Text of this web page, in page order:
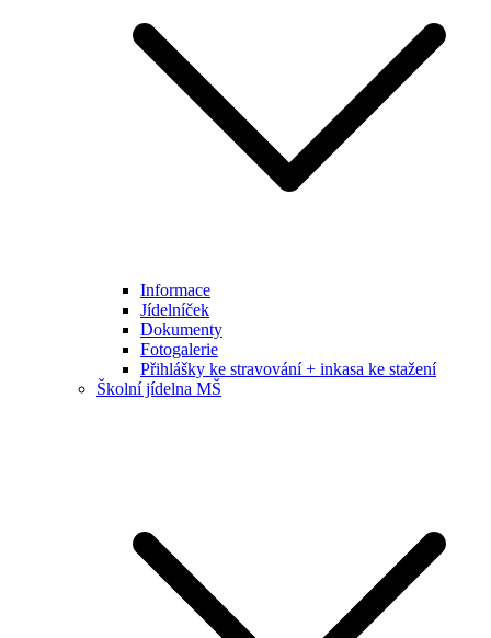
Informace
Jídelníček
Dokumenty
Fotogalerie
Přihlášky ke stravování + inkasa ke stažení
Školní jídelna MŠ